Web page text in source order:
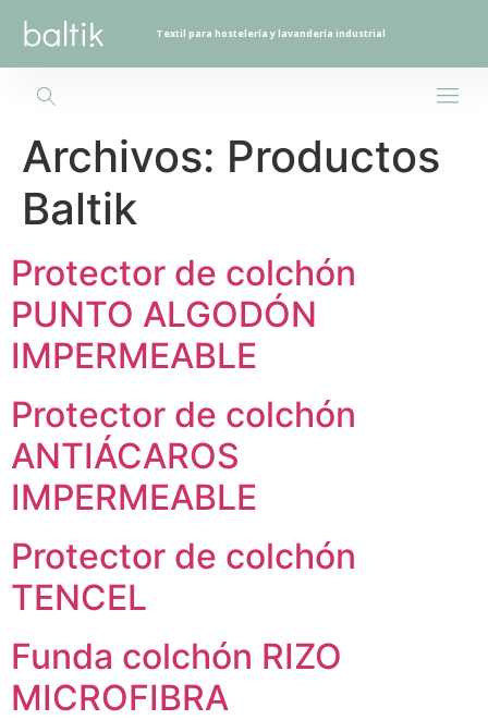
Textil para hostelería y lavandería industrial
Archivos: Productos
Baltik
Protector de colchón
PUNTO ALGODÓN
IMPERMEABLE
Protector de colchón
ANTIÁCAROS
IMPERMEABLE
Protector de colchón
TENCEL
Funda colchón RIZO
MICROFIBRA